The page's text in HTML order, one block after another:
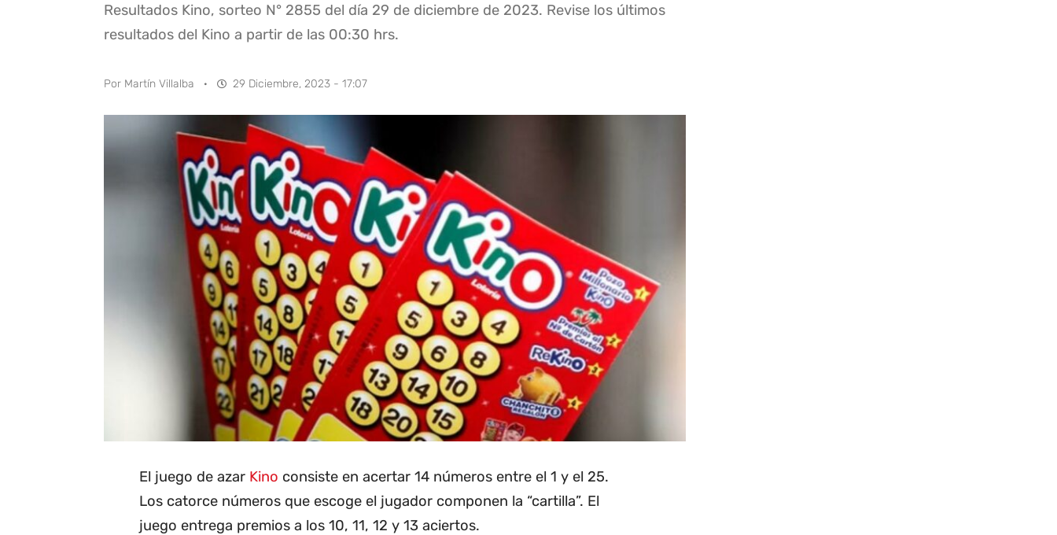
Resultados Kino, sorteo N° 2855 del día 29 de diciembre de 2023. Revise los últimos
resultados del Kino a partir de las 00:30 hrs.
Por Martín Villalba · 29 Diciembre, 2023 - 17:07
El juego de azar Kino consiste en acertar 14 números entre el 1 y el 25.
Los catorce números que escoge el jugador componen la “cartilla”. El
juego entrega premios a los 10, 11, 12 y 13 aciertos.